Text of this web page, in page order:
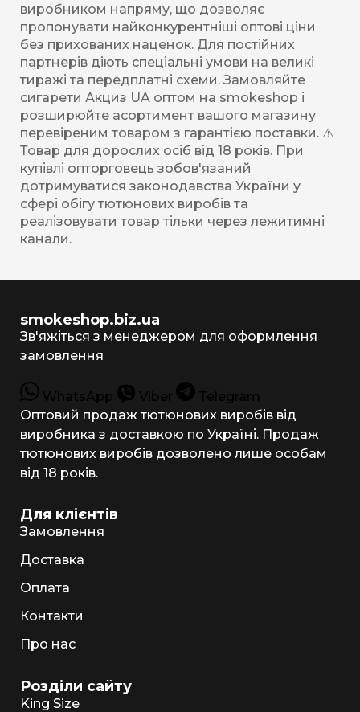
виробником напряму, що дозволяє
пропонувати найконкурентніші оптові ціни
без прихованих наценок. Для постійних
партнерів діють спеціальні умови на великі
тиражі та передплатні схеми. Замовляйте
сигарети Акциз UA оптом на smokeshop і
розширюйте асортимент вашого магазину
перевіреним товаром з гарантією поставки. ⚠️
Товар для дорослих осіб від 18 років. При
купівлі опторговець зобов'язаний
дотримуватися законодавства України у
сфері обігу тютюнових виробів та
реалізовувати товар тільки через лежитимні
канали.
smokeshop.biz.ua
Зв'яжіться з менеджером для оформлення
замовлення
WhatsApp Viber
Telegram
Оптовий продаж тютюнових виробів від
виробника з доставкою по Україні. Продаж
тютюнових виробів дозволено лише особам
від 18 років.
Для клієнтів
Замовлення
Доставка
Оплата
Контакти
Про нас
Розділи сайту
King Size